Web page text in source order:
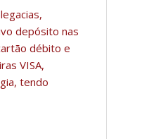
depósito nas
débito e
VISA,
tendo